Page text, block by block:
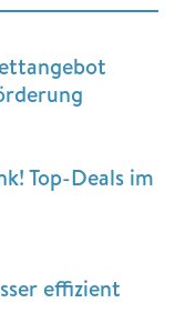
Top-Deals im
effizient